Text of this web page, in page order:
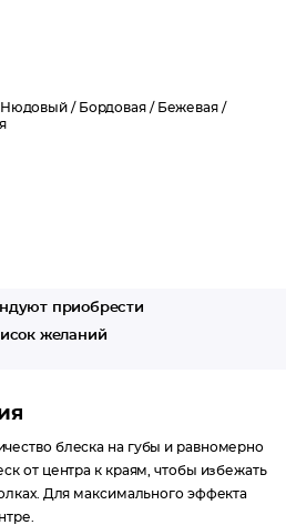
формы безупречно наносит
с первого нанесения и
Нюдовый / Бордовая / Бежевая /
приобрести
желаний
блеска на губы и равномерно
от центра к краям, чтобы избежать
Для максимального эффекта